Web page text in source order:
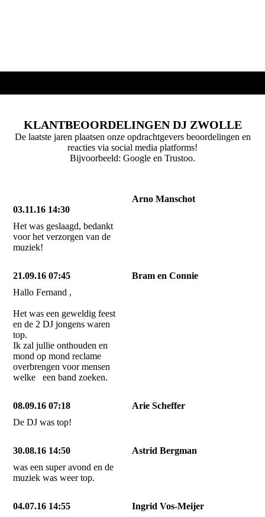
KLANTBEOORDELINGEN DJ ZWOLLE
De laatste jaren plaatsen onze opdrachtgevers beoordelingen en
reacties via social media platforms!
Bijvoorbeeld: Google en Trustoo.
03.11.16 14:30
Arno Manschot
Het was geslaagd, bedankt
voor het verzorgen van de
muziek!
21.09.16 07:45
Bram en Connie
Hallo Fernand ,
Het was een geweldig feest
en de 2 DJ jongens waren
top.
Ik zal jullie onthouden en
mond op mond reclame
overbrengen voor mensen
welke een band zoeken.
08.09.16 07:18
Arie Scheffer
De DJ was top!
30.08.16 14:50
Astrid Bergman
was een super avond en de
muziek was weer top.
04.07.16 14:55
Ingrid Vos-Meijer